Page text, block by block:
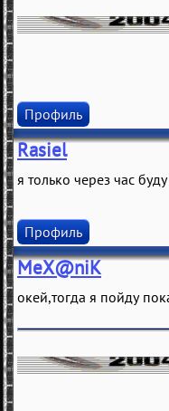
Профиль
Rasiel
я только через час
Профиль
MeX@niK
окей,тогда я пойду